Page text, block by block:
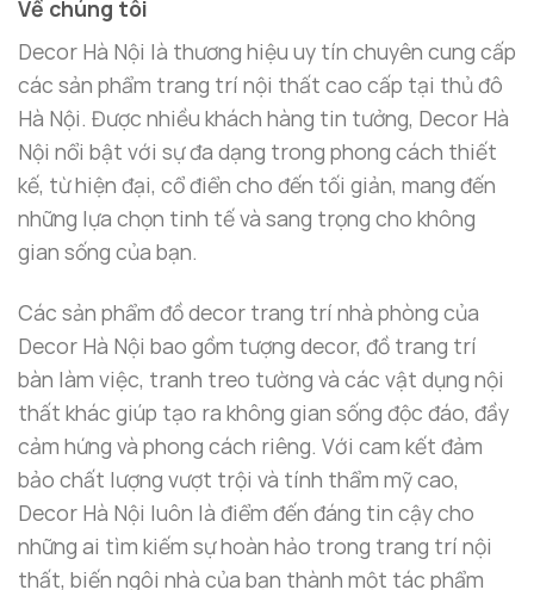
họa tiết xung quanh, tạo ra một không gian sống
động nhưng không quá rườm rà. Sự kết hợp hoàn
hảo giữa các chi tiết sắc nét và chất liệu cao cấp
giúp bức tranh này luôn giữ được vẻ đẹp vượt thời
gian.
Về chúng tôi
Decor Hà Nội là thương hiệu uy tín chuyên cung cấp
các sản phẩm trang trí nội thất cao cấp tại thủ đô
Hà Nội. Được nhiều khách hàng tin tưởng, Decor Hà
Nội nổi bật với sự đa dạng trong phong cách thiết
kế, từ hiện đại, cổ điển cho đến tối giản, mang đến
những lựa chọn tinh tế và sang trọng cho không
gian sống của bạn.
Các sản phẩm đồ decor trang trí nhà phòng của
Decor Hà Nội bao gồm tượng decor, đồ trang trí
bàn làm việc, tranh treo tường và các vật dụng nội
thất khác giúp tạo ra không gian sống độc đáo, đầy
cảm hứng và phong cách riêng. Với cam kết đảm
bảo chất lượng vượt trội và tính thẩm mỹ cao,
Decor Hà Nội luôn là điểm đến đáng tin cậy cho
những ai tìm kiếm sự hoàn hảo trong trang trí nội
thất, biến ngôi nhà của bạn thành một tác phẩm